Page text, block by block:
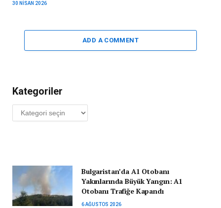
30 NISAN 2026
ADD A COMMENT
Kategoriler
Kategoriler
Bulgaristan’da A1 Otobanı
Yakınlarında Büyük Yangın: A1
Otobanı Trafiğe Kapandı
6 AĞUSTOS 2026